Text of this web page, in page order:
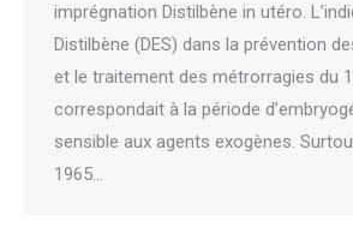
imprégnation Distilbène in utéro.
Distilbène (DES) dans la prévention
et le traitement des métrorragies du
correspondait à la période
sensible aux agents exogènes.
1965…